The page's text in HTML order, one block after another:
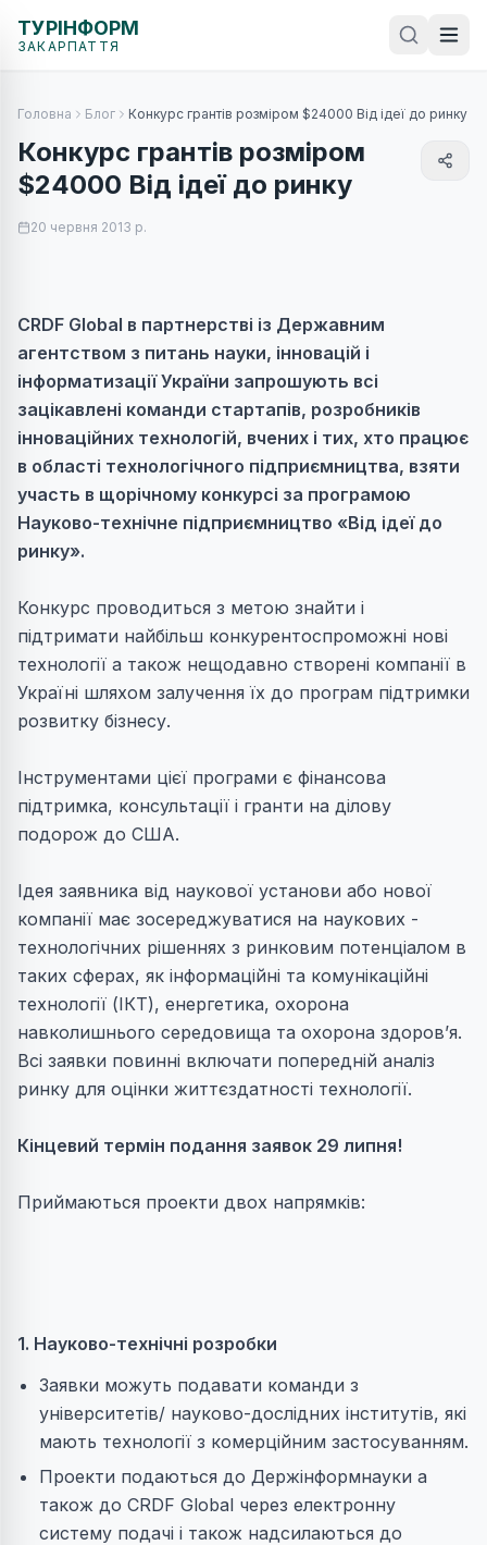
ТУРІНФОРМ
ЗАКАРПАТТЯ
Головна Блог Конкурс грантів розміром $24000 Від ідеї до ринку
Конкурс грантів розміром
$24000 Від ідеї до ринку
20 червня 2013 р.
CRDF Global в партнерстві із Державним
агентством з питань науки, інновацій і
інформатизації України запрошують всі
зацікавлені команди стартапів, розробників
інноваційних технологій, вчених і тих, хто працює
в області технологічного підприємництва, взяти
участь в щорічному конкурсі за програмою
Науково-технічне підприємництво «Від ідеї до
ринку».
Конкурс проводиться з метою знайти і
підтримати найбільш конкурентоспроможні нові
технології а також нещодавно створені компанії в
Україні шляхом залучення їх до програм підтримки
розвитку бізнесу.
Інструментами цієї програми є фінансова
підтримка, консультації і гранти на ділову
подорож до США.
Ідея заявника від наукової установи або нової
компанії має зосереджуватися на наукових -
технологічних рішеннях з ринковим потенціалом в
таких сферах, як інформаційні та комунікаційні
технології (ІКТ), енергетика, охорона
навколишнього середовища та охорона здоров’я.
Всі заявки повинні включати попередній аналіз
ринку для оцінки життєздатності технології.
Кінцевий термін подання заявок 29 липня!
Приймаються проекти двох напрямків:
1. Науково-технічні розробки
Заявки можуть подавати команди з
університетів/ науково-дослідних інститутів, які
мають технології з комерційним застосуванням.
Проекти подаються до Держінформнауки а
також до CRDF Global через електронну
систему подачі і також надсилаються до